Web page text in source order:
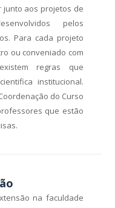
junto aos projetos de
pelos
Para cada projeto
ou conveniado com
regras que
institucional.
do Curso
que estão
na faculdade